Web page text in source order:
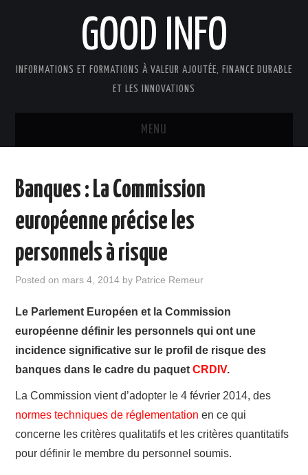
GOOD INFO
INFORMATIONS ET FORMATIONS À VALEUR AJOUTÉE, FINANCE DURABLE
ET LES INNOVATIONS
MENU
GOOD INFO DANS LA PRESSE
BOUTIQUE FORMATION ETUDES
Banques : La Commission
européenne précise les
personnels à risque
Posted on mars 4, 2014 by Patrice Remeur
Le Parlement Européen et la Commission
européenne définir les personnels qui ont une
incidence significative sur le profil de risque des
banques dans le cadre du paquetCRDIV.
La Commission vient d’adopter le 4 février 2014, des
normes techniques de réglementation en ce qui
concerne les critères qualitatifs et les critères quantitatifs
pour définir le membre du personnel soumis.